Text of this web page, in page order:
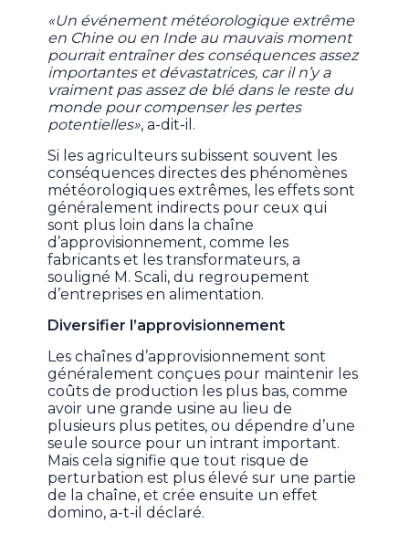
«Un événement météorologique extrême
en Chine ou en Inde au mauvais moment
pourrait entraîner des conséquences assez
importantes et dévastatrices, car il n’y a
vraiment pas assez de blé dans le reste du
monde pour compenser les pertes
potentielles», a-dit-il.
Si les agriculteurs subissent souvent les
conséquences directes des phénomènes
météorologiques extrêmes, les effets sont
généralement indirects pour ceux qui
sont plus loin dans la chaîne
d’approvisionnement, comme les
fabricants et les transformateurs, a
souligné M. Scali, du regroupement
d’entreprises en alimentation.
Diversifier l’approvisionnement
Les chaînes d’approvisionnement sont
généralement conçues pour maintenir les
coûts de production les plus bas, comme
avoir une grande usine au lieu de
plusieurs plus petites, ou dépendre d’une
seule source pour un intrant important.
Mais cela signifie que tout risque de
perturbation est plus élevé sur une partie
de la chaîne, et crée ensuite un effet
domino, a-t-il déclaré.